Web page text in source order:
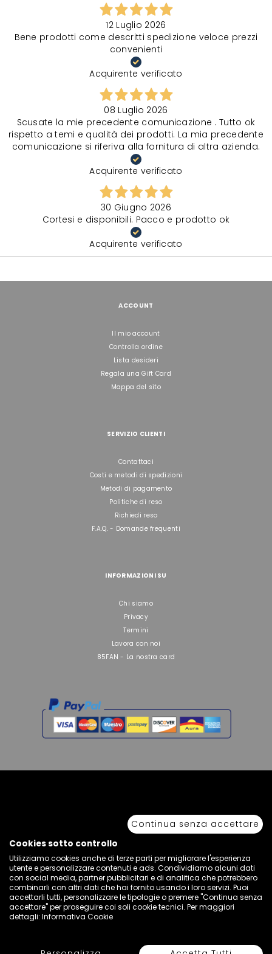
12 Luglio 2026
Bene prodotti come descritti spedizione veloce prezzi
convenienti
Acquirente verificato
08 Luglio 2026
Scusate la mie precedente comunicazione . Tutto ok
rispetto a temi e qualità dei prodotti. La mia precedente
comunicazione si riferiva alla fornitura di altra azienda.
Acquirente verificato
30 Giugno 2026
Cortesi e disponibili. Pacco e prodotto ok
Acquirente verificato
ACCOUNT
Il mio account
Controlla ordine
Lista desideri
Regala una Gift Card
Mappa del sito
SERVIZIO CLIENTI
Contattaci
Costi e metodi di spedizioni
Metodi di pagamento
Politiche di reso
Richiedi reso
F.A.Q. - Domande frequenti
INFORMAZIONI SU
Chi siamo
Privacy
Termini
Lavora con noi
85FAN - La nostra card
anche parziale.
Via Piave Km 68,600 • 04100 Latina, Italia | P.IVA 01222400598 • N° REA LT -
77855
Continua senza accettare
Cookies sotto controllo
Utilizziamo cookies anche di terze parti per migliorare l'esperienza
utente e personalizzare contenuti e ads. Condividiamo alcuni dati
con social media, partner pubblicitari e di analitica che potrebbero
combinarli con altri dati che hai fornito usando i loro servizi. Puoi
accettarli tutti, personalizzare le tipologie o premere "Continua senza
accettare" per proseguire coi soli cookie tecnici. Per maggiori
dettagli: Informativa Cookie